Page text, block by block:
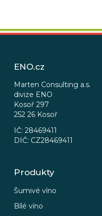
Z
ENO.cz
Marten Consulting a.s.
divize ENO
Kosoř 297
252 26 Kosoř
IČ: 28469411
DIČ: CZ28469411
Produkty
Šumivé víno
Bílé víno